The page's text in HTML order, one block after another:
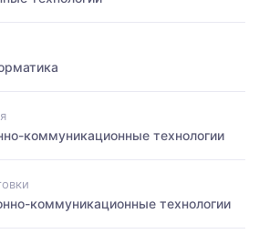
коммуникационные технологии
коммуникационные технологии